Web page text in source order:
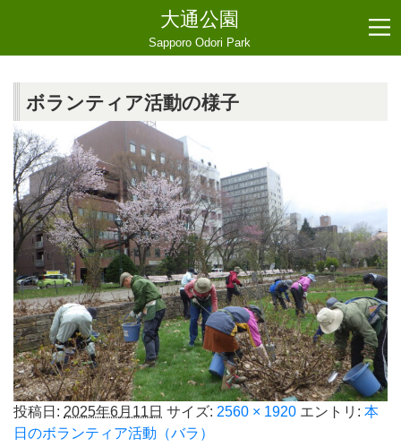
大通公園
Sapporo Odori Park
ボランティア活動の様子
投稿日: 2025年6月11日 サイズ: 2560 × 1920 エントリ: 本
日のボランティア活動（バラ）